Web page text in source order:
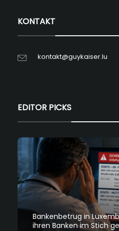
KONTAKT
kontakt@guykaiser.lu
EDITOR PICKS
Bankenbetrug in
ihren Banken im Stich